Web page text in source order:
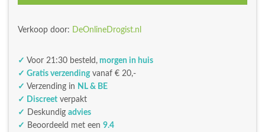
Verkoop door: DeOnlineDrogist.nl
✓ Voor 21:30 besteld, morgen in huis
✓ Gratis verzendingvanaf € 20,-
✓ Verzending in NL & BE
✓ Discreet verpakt
✓
Deskundig advies
✓ Beoordeeld met een 9.4